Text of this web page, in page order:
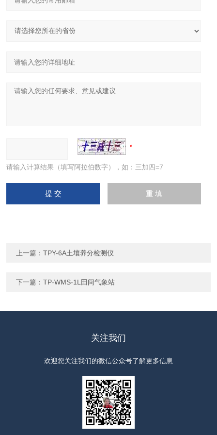
请输入计算结果（填写阿拉伯数字），如：三加四=7
上一篇：TPY-6A土壤养分检测仪
下一篇：TP-WMS-1L田间气象站
关注我们
欢迎您关注我们的微信公众号了解更多信息